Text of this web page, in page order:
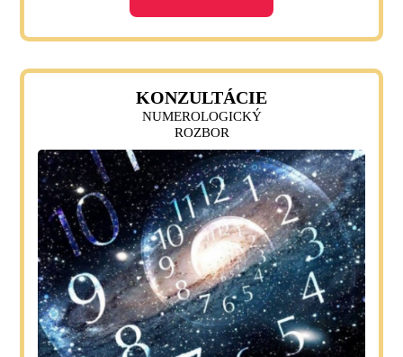
KONZULTÁCIE
NUMEROLOGICKÝ
ROZBOR